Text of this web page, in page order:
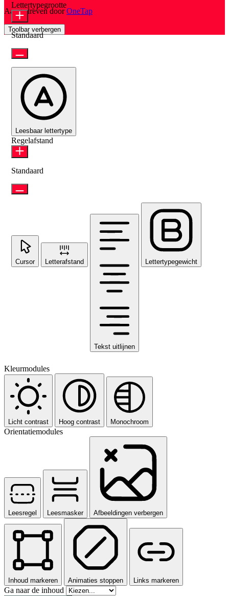
Aangedreven doorOneTap
Toolbar verbergen
Lettertypegrootte
Standaard
Leesbaar lettertype
Regelafstand
Standaard
Cursor Letterafstand
Tekst uitlijnen
Lettertypegewicht
Kleurmodules
Licht contrast Hoog contrast Monochroom
Orientatiemodules
Leesregel Leesmasker Afbeeldingen verbergen
Inhoud markeren Animaties stoppen Links markeren
Ga naar de inhoud